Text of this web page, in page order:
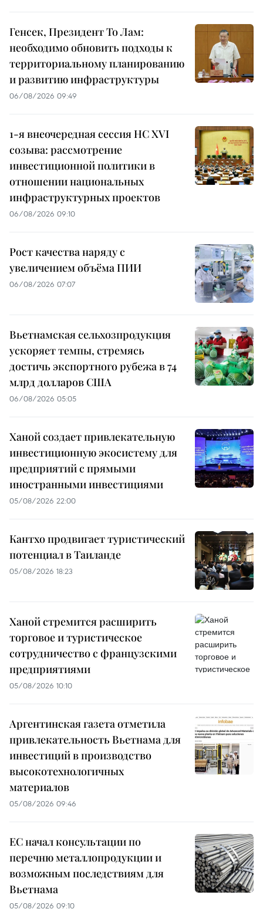
Генсек, Президент То Лам:
необходимо обновить подходы к
территориальному планированию
и развитию инфраструктуры
06/08/2026 09:49
1-я внеочередная сессия НС XVI
созыва: рассмотрение
инвестиционной политики в
отношении национальных
инфраструктурных проектов
06/08/2026 09:10
Рост качества наряду с
увеличением объёма ПИИ
06/08/2026 07:07
Вьетнамская сельхозпродукция
ускоряет темпы, стремясь
достичь экспортного рубежа в 74
млрд долларов США
06/08/2026 05:05
Ханой создает привлекательную
инвестиционную экосистему для
предприятий с прямыми
иностранными инвестициями
05/08/2026 22:00
Кантхо продвигает туристический
потенциал в Таиланде
05/08/2026 18:23
Ханой стремится расширить
торговое и туристическое
сотрудничество с французскими
предприятиями
05/08/2026 10:10
Аргентинская газета отметила
привлекательность Вьетнама для
инвестиций в производство
высокотехнологичных
материалов
05/08/2026 09:46
ЕС начал консультации по
перечню металлопродукции и
возможным последствиям для
Вьетнама
05/08/2026 09:10